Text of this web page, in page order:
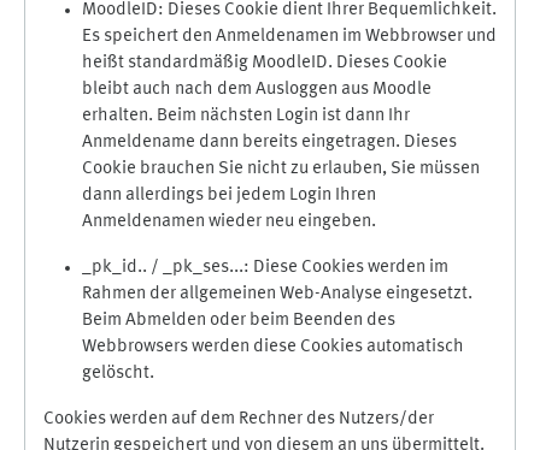
MoodleID: Dieses Cookie dient Ihrer Bequemlichkeit.
Es speichert den Anmeldenamen im Webbrowser und
heißt standardmäßig MoodleID. Dieses Cookie
bleibt auch nach dem Ausloggen aus Moodle
erhalten. Beim nächsten Login ist dann Ihr
Anmeldename dann bereits eingetragen. Dieses
Cookie brauchen Sie nicht zu erlauben, Sie müssen
dann allerdings bei jedem Login Ihren
Anmeldenamen wieder neu eingeben.
_pk_id.. / _pk_ses...: Diese Cookies werden im
Rahmen der allgemeinen Web-Analyse eingesetzt.
Beim Abmelden oder beim Beenden des
Webbrowsers werden diese Cookies automatisch
gelöscht.
Cookies werden auf dem Rechner des Nutzers/der
Nutzerin gespeichert und von diesem an uns übermittelt.